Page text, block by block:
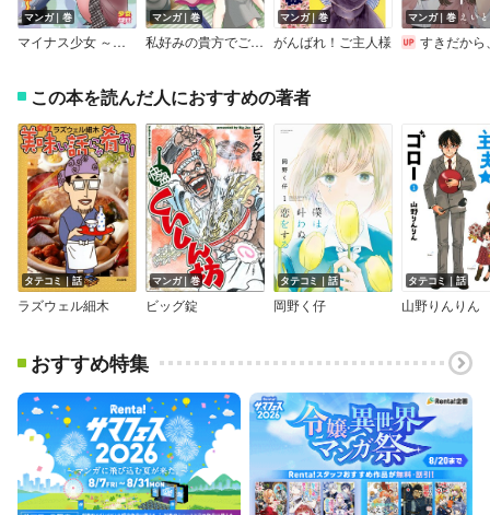
マンガ｜巻
マイナス少女 ～ネガティブな遠距離恋愛
マンガ｜巻
私好みの貴方でございます。
マンガ｜巻
がんばれ！ご主人様
マンガ｜巻
すきだから、
この本を読んだ人におすすめの著者
タテコミ｜話
ラズウェル細木
マンガ｜巻
ビッグ錠
タテコミ｜話
岡野く仔
タテコミ｜話
山野りんりん
おすすめ特集